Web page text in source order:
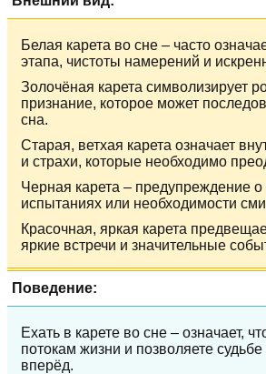
Белая карета во сне – часто
этапа, чистоты намерений и
Золочёная карета символизирует
признание, которое может
сна.
Старая, ветхая карета означает
и страхи, которые необходимо
Черная карета – предупреждение
испытаниях или необходимости
Красочная, яркая карета
яркие встречи и значительные
Поведение:
Ехать в карете во сне – означает,
потокам жизни и позволяете судьбе
вперёд.